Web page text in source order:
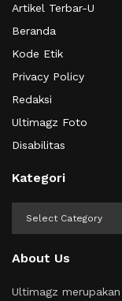
Artikel Terbar-U
Beranda
Kode Etik
Privacy Policy
Redaksi
Ultimagz Foto
Disabilitas
Kategori
About Us
Ultimagz